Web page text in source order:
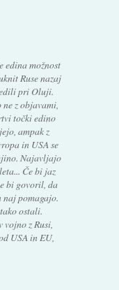
edina možnost
Ruse nazaj
pri Oluji.
z objavami,
točki edino
ampak z
in USA se
Najavljajo
Če bi jaz
bi govoril, da
naj pomagajo.
ostali.
z Rusi,
USA in EU,